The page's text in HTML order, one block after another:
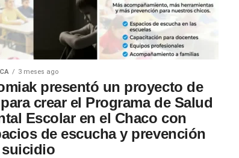
3 meses ago
presentó un proyecto de
crear el Programa de Salud
Escolar en el Chaco con
de escucha y prevención